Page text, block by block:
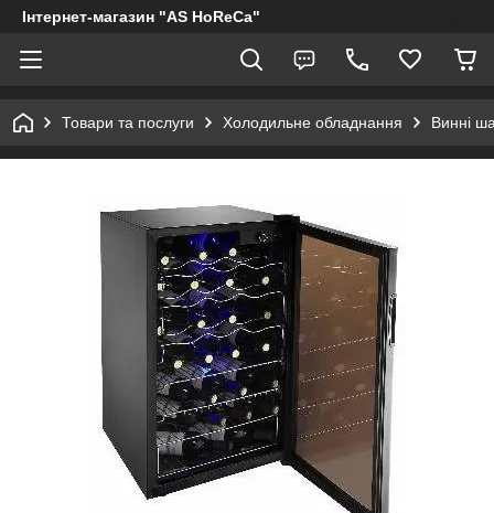
Інтернет-магазин "AS HoReCa"
Товари та послуги Холодильне обладнання Винні